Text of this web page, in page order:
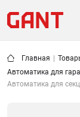
Главная
Автоматика для
Автоматика для